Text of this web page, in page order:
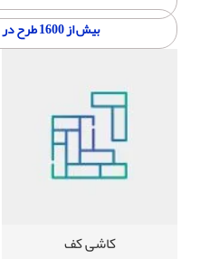
بیش از 1600 طرح در 6 دسته بندی زیر ... 👇
کاشی کف